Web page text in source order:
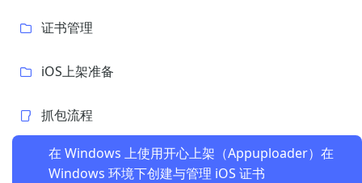
证书管理
iOS上架准备
抓包流程
在 Windows 上使用开心上架（Appuploader）在
Windows 环境下创建与管理 iOS 证书